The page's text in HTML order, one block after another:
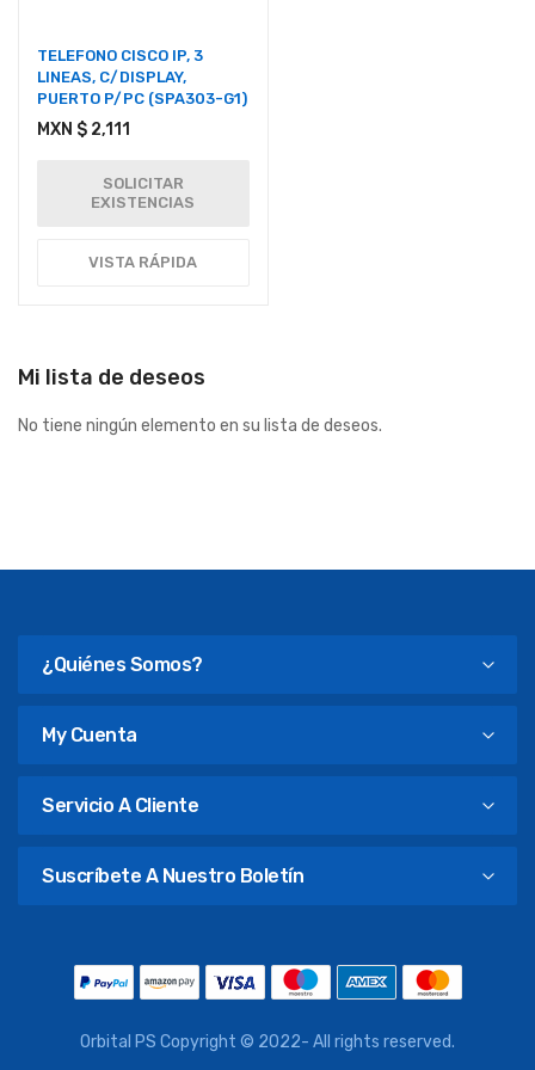
TELEFONO CISCO IP, 3
LINEAS, C/DISPLAY,
PUERTO P/PC (SPA303-G1)
MXN $ 2,111
SOLICITAR
EXISTENCIAS
VISTA RÁPIDA
Mi lista de deseos
No tiene ningún elemento en su lista de deseos.
¿Quiénes Somos?
My Cuenta
Servicio A Cliente
Suscríbete A Nuestro Boletín
Orbital PS Copyright © 2022- All rights reserved.